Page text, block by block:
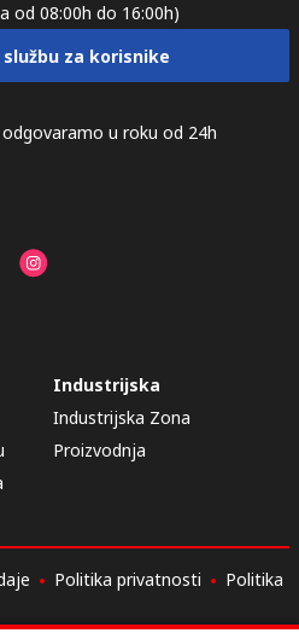
od 08:00h do 16:00h)
za korisnike
u roku od 24h
Industrijska
Industrijska Zona
Proizvodnja
Politika privatnosti
Politika